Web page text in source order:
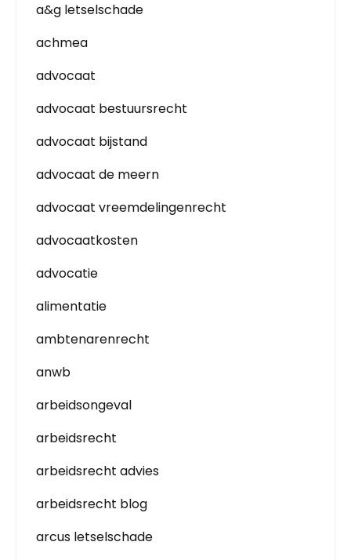
a&g letselschade
achmea
advocaat
advocaat bestuursrecht
advocaat bijstand
advocaat de meern
advocaat vreemdelingenrecht
advocaatkosten
advocatie
alimentatie
ambtenarenrecht
anwb
arbeidsongeval
arbeidsrecht
arbeidsrecht advies
arbeidsrecht blog
arcus letselschade